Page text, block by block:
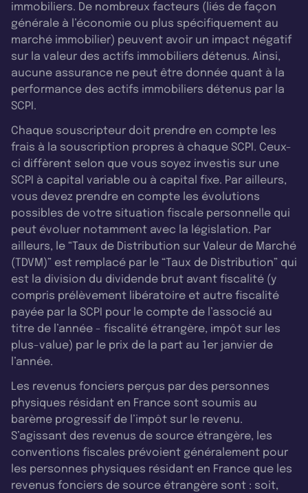
immobiliers. De nombreux facteurs (liés de façon
générale à l’économie ou plus spécifiquement au
marché immobilier) peuvent avoir un impact négatif
sur la valeur des actifs immobiliers détenus. Ainsi,
aucune assurance ne peut être donnée quant à la
performance des actifs immobiliers détenus par la
SCPI.
Chaque souscripteur doit prendre en compte les
frais à la souscription propres à chaque SCPI. Ceux-
ci diffèrent selon que vous soyez investis sur une
SCPI à capital variable ou à capital fixe. Par ailleurs,
vous devez prendre en compte les évolutions
possibles de votre situation fiscale personnelle qui
peut évoluer notamment avec la législation. Par
ailleurs, le “Taux de Distribution sur Valeur de Marché
(TDVM)” est remplacé par le “Taux de Distribution” qui
est la division du dividende brut avant fiscalité (y
compris prélèvement libératoire et autre fiscalité
payée par la SCPI pour le compte de l’associé au
titre de l’année - fiscalité étrangère, impôt sur les
plus-value) par le prix de la part au 1er janvier de
l’année.
Les revenus fonciers perçus par des personnes
physiques résidant en France sont soumis au
barème progressif de l’impôt sur le revenu.
S’agissant des revenus de source étrangère, les
conventions fiscales prévoient généralement pour
les personnes physiques résidant en France que les
revenus fonciers de source étrangère sont : soit,